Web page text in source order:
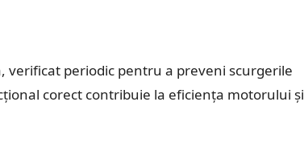
verificat periodic pentru a preveni scurgerile
corect contribuie la eficiența motorului și